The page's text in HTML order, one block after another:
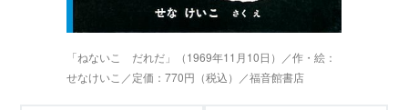
「ねないこ だれだ」（1969年11月10日）／作・絵：
せなけいこ／定価：770円（税込）／福音館書店